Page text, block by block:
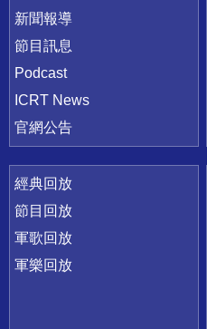
新聞報導
節目訊息
Podcast
ICRT News
官網公告
經典回放
節目回放
軍歌回放
軍樂回放